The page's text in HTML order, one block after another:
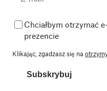
Chciałbym otrzymać
prezencie
Klikając, zgadzasz się na
Subskrybuj